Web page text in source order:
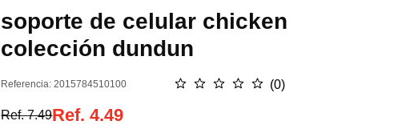
soporte de celular chicken
colección dundun
Referencia:2015784510100 ☆ ☆ ☆ ☆ ☆ (0)
Ref.7.49Ref.4.49